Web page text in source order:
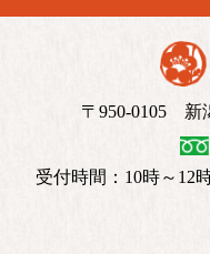
〒950-0105 新
受付時間：10時～12